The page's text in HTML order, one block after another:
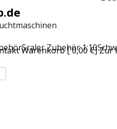
Scaler Zubehör 1:10
Warenkorb [ 0,00 €]Zur